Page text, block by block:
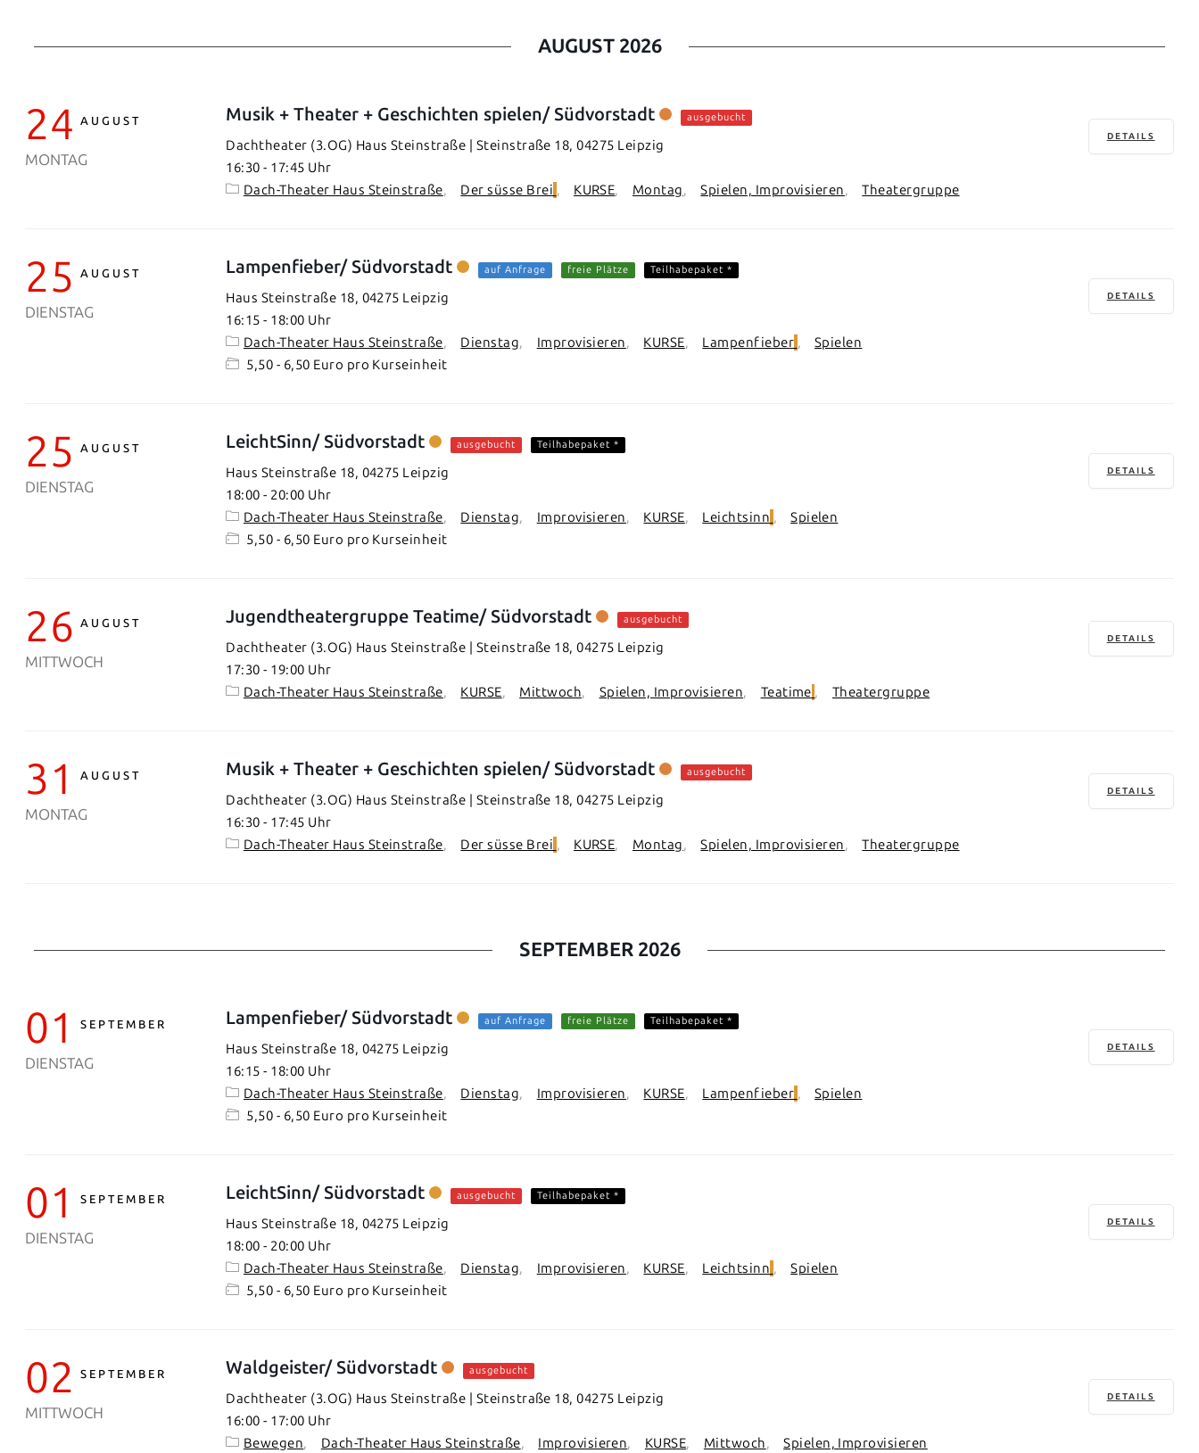
AUGUST 2026
24 AUGUST
MONTAG
Musik + Theater + Geschichten spielen/ Südvorstadt ausgebucht
Dachtheater (3.OG) Haus Steinstraße | Steinstraße 18, 04275 Leipzig
16:30 - 17:45
Dach-Theater Haus Steinstraße
Der süsse Brei KURSE Montag Spielen, Improvisieren Theatergruppe
DETAILS
25 AUGUST
DIENSTAG
Lampenfieber/ Südvorstadt auf Anfrage freie Plätze Teilhabepaket *
Haus Steinstraße 18, 04275 Leipzig
16:15 - 18:00
Dach-Theater Haus Steinstraße
Dienstag Improvisieren KURSE Lampenfieber
Spielen
5,50 - 6,50 Euro pro Kurseinheit
DETAILS
25 AUGUST
DIENSTAG
LeichtSinn/ Südvorstadt ausgebucht Teilhabepaket *
Haus Steinstraße 18, 04275 Leipzig
18:00 - 20:00
Dach-Theater Haus Steinstraße
Dienstag Improvisieren KURSE Leichtsinn
Spielen
5,50 - 6,50 Euro pro Kurseinheit
DETAILS
26 AUGUST
MITTWOCH
Jugendtheatergruppe Teatime/ Südvorstadt ausgebucht
Dachtheater (3.OG) Haus Steinstraße | Steinstraße 18, 04275 Leipzig
17:30 - 19:00
Dach-Theater Haus Steinstraße
KURSE Mittwoch Spielen, Improvisieren Teatime Theatergruppe
DETAILS
31 AUGUST
MONTAG
Musik + Theater + Geschichten spielen/ Südvorstadt ausgebucht
Dachtheater (3.OG) Haus Steinstraße | Steinstraße 18, 04275 Leipzig
16:30 - 17:45
Dach-Theater Haus Steinstraße
Der süsse Brei KURSE Montag Spielen, Improvisieren Theatergruppe
DETAILS
SEPTEMBER 2026
01 SEPTEMBER
DIENSTAG
Lampenfieber/ Südvorstadt auf Anfrage freie Plätze Teilhabepaket *
Haus Steinstraße 18, 04275 Leipzig
16:15 - 18:00
Dach-Theater Haus Steinstraße
Dienstag Improvisieren KURSE Lampenfieber
Spielen
5,50 - 6,50 Euro pro Kurseinheit
DETAILS
01 SEPTEMBER
DIENSTAG
LeichtSinn/ Südvorstadt ausgebucht Teilhabepaket *
Haus Steinstraße 18, 04275 Leipzig
18:00 - 20:00
Dach-Theater Haus Steinstraße
Dienstag Improvisieren KURSE Leichtsinn
Spielen
5,50 - 6,50 Euro pro Kurseinheit
DETAILS
02 SEPTEMBER
MITTWOCH
Waldgeister/ Südvorstadt ausgebucht
Dachtheater (3.OG) Haus Steinstraße | Steinstraße 18, 04275 Leipzig
16:00 - 17:00
Bewegen
Dach-Theater Haus Steinstraße Improvisieren KURSE Mittwoch
Spielen, Improvisieren
DETAILS